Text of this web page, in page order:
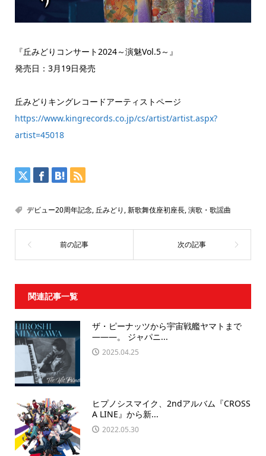
『丘みどりコンサート2024～演魅Vol.5～』
発売日：3月19日発売
丘みどりキングレコードアーティストページ
https://www.kingrecords.co.jp/cs/artist/artist.aspx?
artist=45018
デビュー20周年記念, 丘みどり ,新歌舞伎座初座長,演歌・歌謡曲
関連記事一覧
ザ・ピーナッツから宇宙戦艦ヤマトまで
―――。 ジャパニ...
2025.04.25
ヒプノシスマイク、2ndアルバム『CROSS
A LINE』から新...
2022.05.30